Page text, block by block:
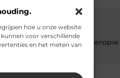
hoe u onze website
voor verschillende
en het meten van